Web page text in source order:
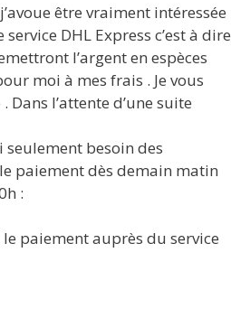
être vraiment intéressée
DHL Express c’est à dire
l’argent en espèces
moi à mes frais . Je vous
l’attente d’une suite
seulement besoin des
paiement dès demain matin
:
paiement auprès du service